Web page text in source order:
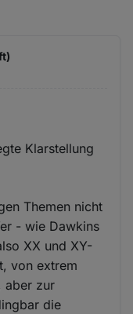
Klarstellung
Themen nicht
- wie Dawkins
XX und XY-
von extrem
aber zur
die